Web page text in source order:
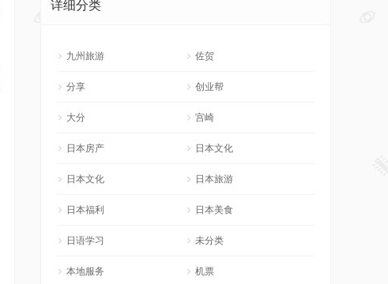
详细分类
九州旅游 佐贺
分享 创业帮
大分 宫崎
日本房产 日本文化
日本文化 日本旅游
日本福利 日本美食
日语学习 未分类
本地服务 机票